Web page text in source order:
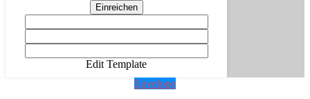
Einreichen
Edit Template
Envelope